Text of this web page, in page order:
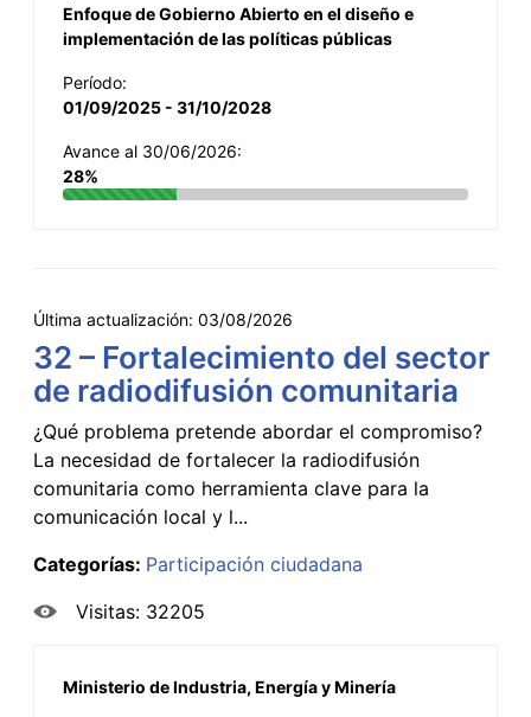
Enfoque de Gobierno Abierto en el diseño e
implementación de las políticas públicas
Período:
01/09/2025 - 31/10/2028
Avance al 30/06/2026:
28%
Última actualización: 03/08/2026
32 – Fortalecimiento del sector
de radiodifusión comunitaria
¿Qué problema pretende abordar el compromiso?
La necesidad de fortalecer la radiodifusión
comunitaria como herramienta clave para la
comunicación local y l...
Categorías: Participación ciudadana
Visitas: 32205
Ministerio de Industria, Energía y Minería